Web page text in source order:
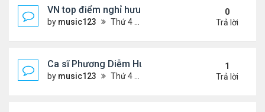
VN top điểm nghỉ hưu lý tưởng cho người Mỹ
by music123 Thứ 4 Tháng 8 05, 2026 6:46 pm
0
Trả lời
Ca sĩ Phương Diễm Huyền bị khởi tố
by music123 Thứ 4 Tháng 8 05, 2026 6:38 pm
1
Trả lời